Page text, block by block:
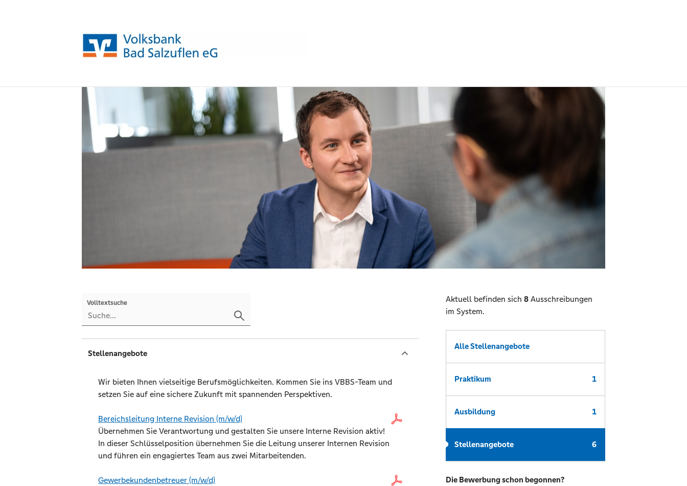
Aktuell befinden sich 8 Ausschreibungen
im System.
Alle Stellenangebote
Praktikum 1
Ausbildung 1
Stellenangebote 6
Die Bewerbung schon begonnen?
Volltextsuche
Stellenangebote
Wir bieten Ihnen vielseitige Berufsmöglichkeiten. Kommen Sie ins VBBS-Team und
setzen Sie auf eine sichere Zukunft mit spannenden Perspektiven.
Bereichsleitung Interne Revision (m/w/d)
Übernehmen Sie Verantwortung und gestalten Sie unsere Interne Revision aktiv!
In dieser Schlüsselposition übernehmen Sie die Leitung unserer Internen Revision
und führen ein engagiertes Team aus zwei Mitarbeitenden.
Gewerbekundenbetreuer (m/w/d)